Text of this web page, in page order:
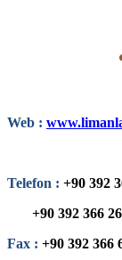
Web :
Telefon : +90 392
+90 392 366 26
Fax : +90 392 366